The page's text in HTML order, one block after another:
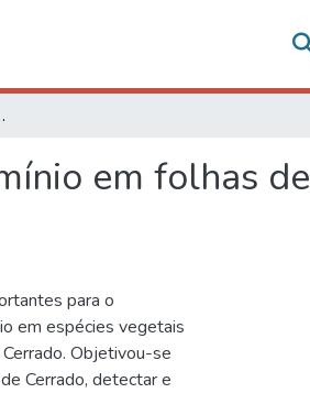
espécies de Cerrado
em folhas de
para o
em espécies vegetais
Objetivou-se
Cerrado, detectar e